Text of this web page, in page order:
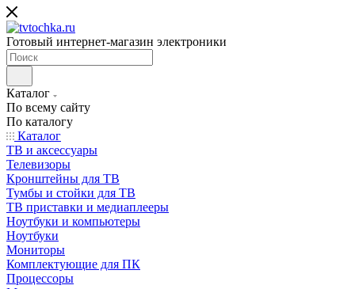
Готовый интернет-магазин электроники
Каталог
По всему сайту
По каталогу
Каталог
ТВ и аксессуары
Телевизоры
Кронштейны для ТВ
Тумбы и стойки для ТВ
ТВ приставки и медиаплееры
Ноутбуки и компьютеры
Ноутбуки
Мониторы
Комплектующие для ПК
Процессоры